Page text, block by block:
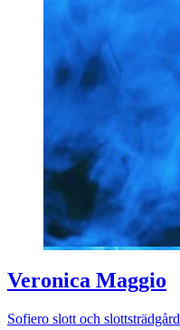
Veronica Maggio
Sofiero slott och slottsträdgård